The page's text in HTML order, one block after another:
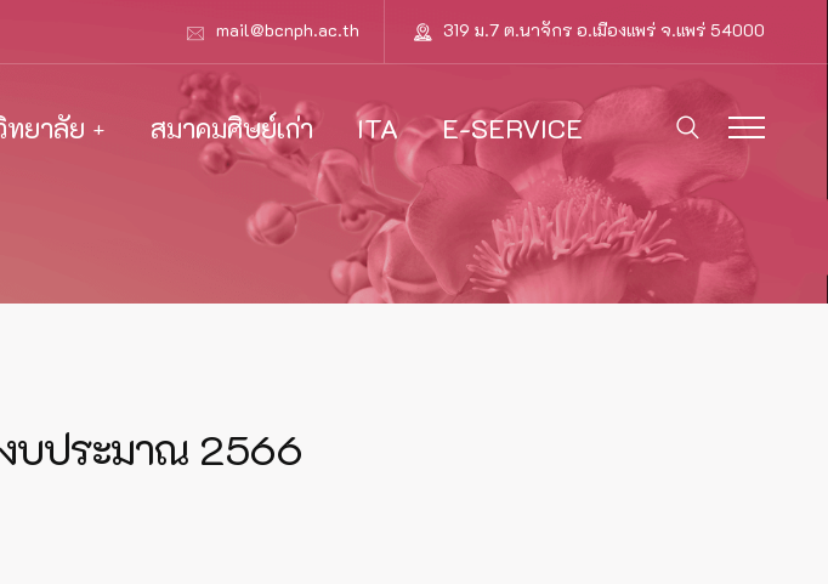
mail@bcnph.ac.th 319 ม.7 ต.นาจักร อ.เมืองแพร่ จ.แพร่ 54000
ทยาลัย สมาคมศิษย์เก่า ITA E-SERVICE
บประมาณ 2566